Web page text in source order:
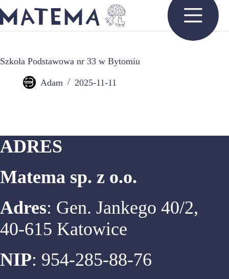
do
treści
Szkoła Podstawowa nr 33 w Bytomiu
Adam 2025-11-11
ADRES
Matema sp. z o.o.
Adres: Gen. Jankego 40/2,
40-615 Katowice
NIP: 954-285-88-76